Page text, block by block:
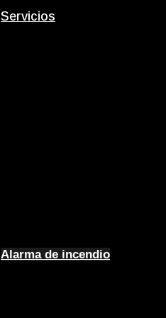
Servicios
Alarma de incendio